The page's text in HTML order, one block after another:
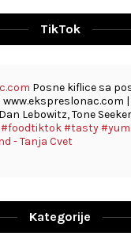
TikTok
Posne kiflice sa
Lebowitz, Tone
#foodtiktok#tasty
- Tanja Cvet
Kategorije